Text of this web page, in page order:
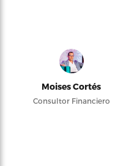
Moises Cortés
Consultor Financiero